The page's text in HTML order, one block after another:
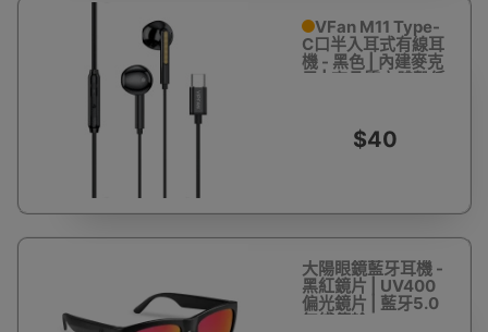
VFan M11 Type-
C口半入耳式有線耳
機 - 黑色 | 內建麥克
風 | 高品質立體聲低
$40
大陽眼鏡藍牙耳機 -
黑紅鏡片 | UV400
偏光鏡片 | 藍牙5.0
無綫傳輸